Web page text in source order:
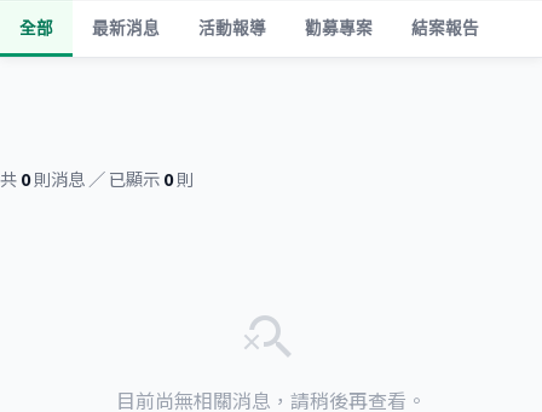
全部 最新消息 活動報導 勸募專案 結案報告
共0則消息 ／ 已顯示0則
search_off
目前尚無相關消息，請稍後再查看。